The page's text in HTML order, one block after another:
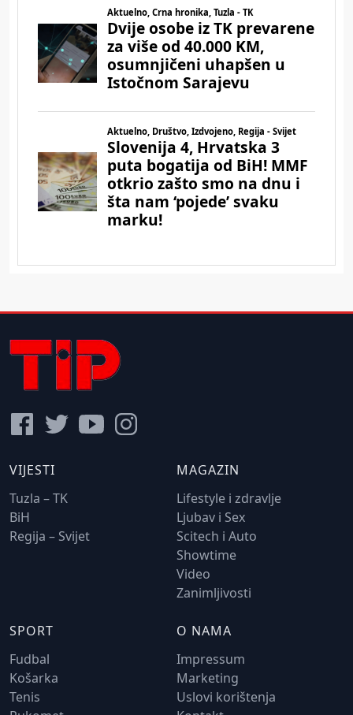
VIJESTI
Tuzla – TK
BiH
Regija – Svijet
MAGAZIN
Lifestyle i zdravlje
Ljubav i Sex
Scitech i Auto
Showtime
Video
Zanimljivosti
SPORT
Fudbal
Košarka
Tenis
O NAMA
Impressum
Marketing
Uslovi korištenja